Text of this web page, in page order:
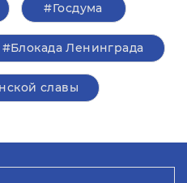
#Госдума
#Блокада Ленинграда
славы